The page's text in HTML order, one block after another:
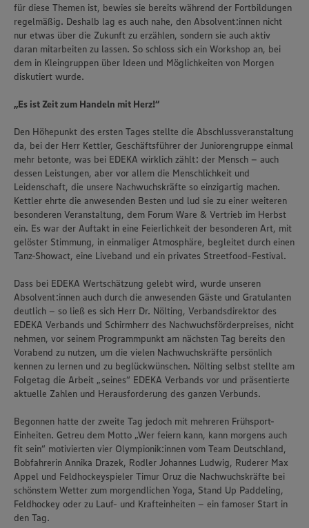
für diese Themen ist, bewies sie bereits während der Fortbildungen
regelmäßig. Deshalb lag es auch nahe, den Absolvent:innen nicht
nur etwas über die Zukunft zu erzählen, sondern sie auch aktiv
daran mitarbeiten zu lassen. So schloss sich ein Workshop an, bei
dem in Kleingruppen über Ideen und Möglichkeiten von Morgen
diskutiert wurde.
„Es ist Zeit zum Handeln mit Herz!“
Den Höhepunkt des ersten Tages stellte die Abschlussveranstaltung
da, bei der Herr Kettler, Geschäftsführer der Juniorengruppe einmal
mehr betonte, was bei EDEKA wirklich zählt: der Mensch – auch
dessen Leistungen, aber vor allem die Menschlichkeit und
Leidenschaft, die unsere Nachwuchskräfte so einzigartig machen.
Kettler ehrte die anwesenden Besten und lud sie zu einer weiteren
besonderen Veranstaltung, dem Forum Ware & Vertrieb im Herbst
ein. Es war der Auftakt in eine Feierlichkeit der besonderen Art, mit
gelöster Stimmung, in einmaliger Atmosphäre, begleitet durch einen
Tanz-Showact, eine Liveband und ein privates Streetfood-Festival.
Dass bei EDEKA Wertschätzung gelebt wird, wurde unseren
Absolvent:innen auch durch die anwesenden Gäste und Gratulanten
deutlich – so ließ es sich Herr Dr. Nölting, Verbandsdirektor des
EDEKA Verbands und Schirmherr des Nachwuchsförderpreises, nicht
nehmen, vor seinem Programmpunkt am nächsten Tag bereits den
Vorabend zu nutzen, um die vielen Nachwuchskräfte persönlich
kennen zu lernen und zu beglückwünschen. Nölting selbst stellte am
Folgetag die Arbeit „seines“ EDEKA Verbands vor und präsentierte
aktuelle Zahlen und Herausforderung des ganzen Verbunds.
Begonnen hatte der zweite Tag jedoch mit mehreren Frühsport-
Einheiten. Getreu dem Motto „Wer feiern kann, kann morgens auch
fit sein“ motivierten vier Olympionik:innen vom Team Deutschland,
Bobfahrerin Annika Drazek, Rodler Johannes Ludwig, Ruderer Max
Appel und Feldhockeyspieler Timur Oruz die Nachwuchskräfte bei
schönstem Wetter zum morgendlichen Yoga, Stand Up Paddeling,
Feldhockey oder zu Lauf- und Krafteinheiten – ein famoser Start in
den Tag.